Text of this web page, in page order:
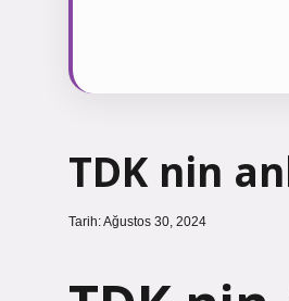
TDK nin
Tarih: Ağustos 30, 2024